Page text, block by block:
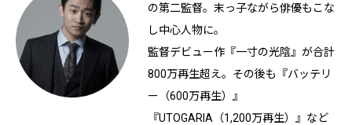
の第二監督。末っ子ながら俳優もこな
し中心人物に。
監督デビュー作『一寸の光陰』が合計
800万再生超え。その後も『バッテリ
ー（600万再生）』
『UTOGARIA（1,200万再生）』など